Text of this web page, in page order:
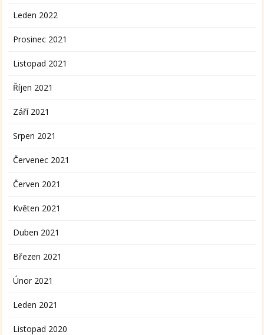
Leden 2022
Prosinec 2021
Listopad 2021
Říjen 2021
Září 2021
Srpen 2021
Červenec 2021
Červen 2021
Květen 2021
Duben 2021
Březen 2021
Únor 2021
Leden 2021
Listopad 2020